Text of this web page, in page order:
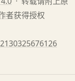
者获得授权